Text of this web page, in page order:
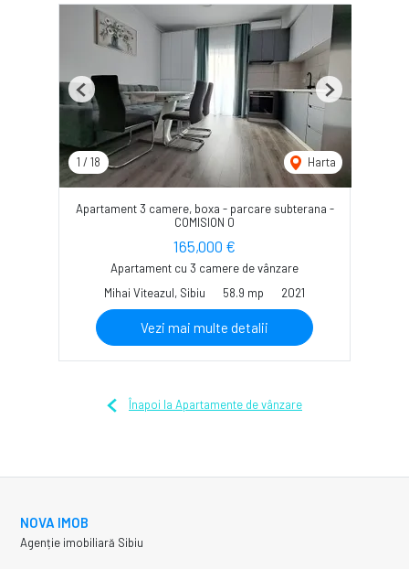
1 / 18 Harta
Previous Next
Apartament 3 camere, boxa - parcare subterana -
COMISION 0
165,000 €
Apartament cu 3 camere de vânzare
Mihai Viteazul, Sibiu
58.9 mp 2021
Vezi mai multe detalii
Înapoi la Apartamente de vânzare
NOVA IMOB
Agenție imobiliară Sibiu